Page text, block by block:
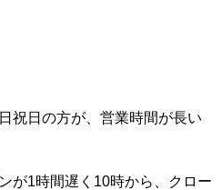
祝日の方が、営業時間が長い
が1時間遅く10時から、クロー